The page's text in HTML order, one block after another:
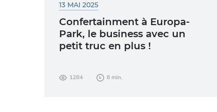
13 MAI 2025
Confertainment à Europa-
Park, le business avec un
petit truc en plus !
d'un tour de grand huit ? Une conférence
1284 6 min.